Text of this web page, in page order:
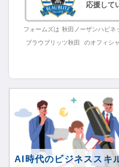
応援して
フォームズは 秋田ノーザンハピネ
ブラウブリッツ秋田
のオフィシ
AI時代のビジネススキ